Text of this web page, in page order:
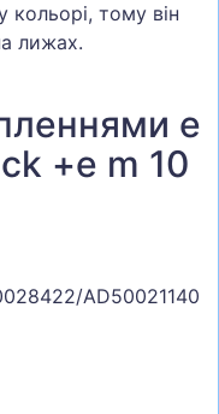
тому він
лижах.
e
+e m 10
AD50021140